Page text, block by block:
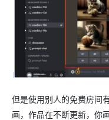
但是使用别人的免费房间
画，作品在不断更新，你